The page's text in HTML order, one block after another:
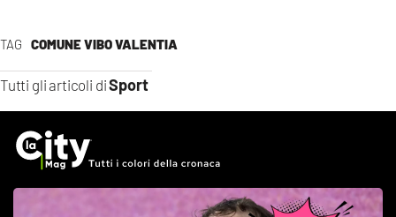
TAG COMUNE VIBO VALENTIA
Tutti gli articoli diSport